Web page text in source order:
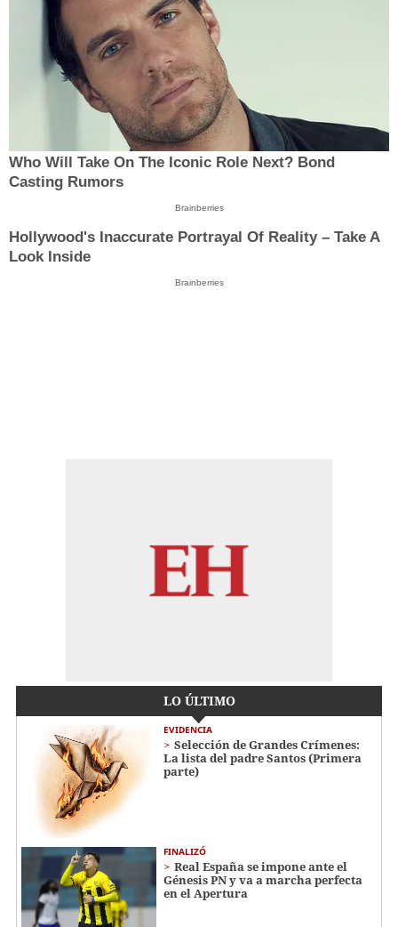
Who Will Take On The Iconic Role Next? Bond
Casting Rumors
Brainberries
Hollywood's Inaccurate Portrayal Of Reality – Take A
Look Inside
Brainberries
LO ÚLTIMO
EVIDENCIA
Selección de Grandes Crímenes:
La lista del padre Santos (Primera
parte)
FINALIZÓ
Real España se impone ante el
Génesis PN y va a marcha perfecta
en el Apertura